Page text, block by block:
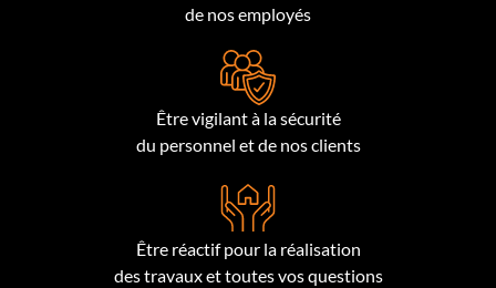
de nos employés
Être vigilant à la sécurité
du personnel et de nos clients
Être réactif pour la réalisation
des travaux et toutes vos questions